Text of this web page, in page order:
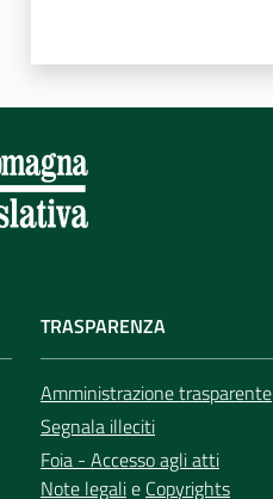
TRASPARENZA
Amministrazione trasparente
Segnala illeciti
Foia - Accesso agli atti
Note legalie Copyrights